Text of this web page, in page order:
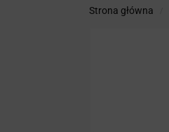
Strona główna